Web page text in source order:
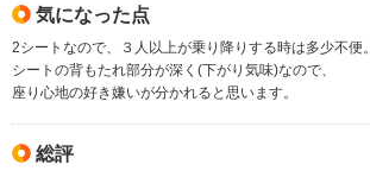
気になった点
2シートなので、３人以上が乗り降りする時は多少不便。
シートの背もたれ部分が深く(下がり気味)なので、
座り心地の好き嫌いが分かれると思います。
総評